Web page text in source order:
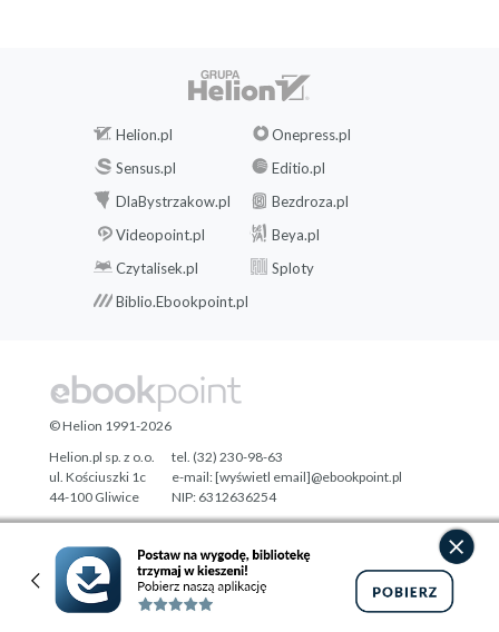
Helion.pl
Onepress.pl
Sensus.pl
Editio.pl
DlaBystrzakow.pl
Bezdroza.pl
Videopoint.pl
Beya.pl
Czytalisek.pl
Sploty
Biblio.Ebookpoint.pl
Designed with ♥ byTonik.pl
© Helion 1991-2026
Helion.pl sp. z o.o.
ul. Kościuszki 1c
44-100 Gliwice
tel. (32) 230-98-63
e-mail:[wyświetl email]@ebookpoint.pl
NIP: 6312636254
Regon: 241989027
Pełna wersja strony »